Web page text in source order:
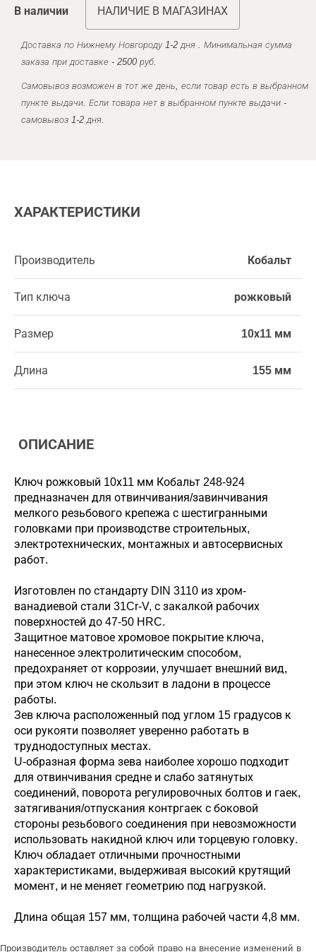
В наличии НАЛИЧИЕ В МАГАЗИНАХ
Доставка по Нижнему Новгороду 1-2 дня . Минимальная сумма
заказа при доставке - 2500 руб.
Самовывоз возможен в тот же день, если товар есть в выбранном
пункте выдачи. Если товара нет в выбранном пункте выдачи -
самовывоз 1-2 дня.
ХАРАКТЕРИСТИКИ
Производитель Кобальт
Тип ключа рожковый
Размер 10х11 мм
Длина 155 мм
ОПИСАНИЕ
Ключ рожковый 10х11 мм Кобальт 248-924
предназначен для отвинчивания/завинчивания
мелкого резьбового крепежа с шестигранными
головками при производстве строительных,
электротехнических, монтажных и автосервисных
работ.
Изготовлен по стандарту DIN 3110 из хром-
ванадиевой стали 31Cr-V, с закалкой рабочих
поверхностей до 47-50 HRC.
Защитное матовое хромовое покрытие ключа,
нанесенное электролитическим способом,
предохраняет от коррозии, улучшает внешний вид,
при этом ключ не скользит в ладони в процессе
работы.
Зев ключа расположенный под углом 15 градусов к
оси рукояти позволяет уверенно работать в
труднодоступных местах.
U-образная форма зева наиболее хорошо подходит
для отвинчивания средне и слабо затянутых
соединений, поворота регулировочных болтов и гаек,
затягивания/отпускания контргаек с боковой
стороны резьбового соединения при невозможности
использовать накидной ключ или торцевую головку.
Ключ обладает отличными прочностными
характеристиками, выдерживая высокий крутящий
момент, и не меняет геометрию под нагрузкой.
Длина общая 157 мм, толщина рабочей части 4,8 мм.
Производитель оставляет за собой право на внесение изменений в